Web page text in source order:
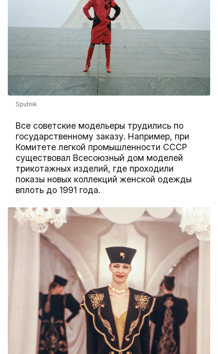
Sputnik
Все советские модельеры трудились по
государственному заказу. Например, при
Комитете легкой промышленности СССР
существовал Всесоюзный дом моделей
трикотажных изделий, где проходили
показы новых коллекций женской одежды
вплоть до 1991 года.